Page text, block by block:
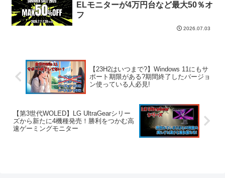
ELモニターが4万円台など最大50％オ
フ
2026.07.03
【23H2はいつまで?】Windows 11にもサ
ポート期限がある?期間終了したバージョ
ン使っている人必見!
【第3世代WOLED】LG UltraGearシリー
ズから新たに4機種発売！勝利をつかむ高
速ゲーミングモニター